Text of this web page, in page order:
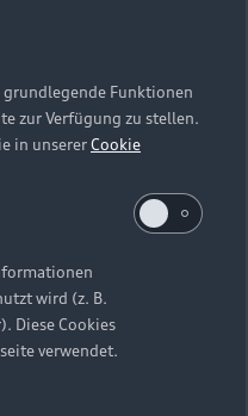
Funktionen
zur Verfügung zu stellen.
in unsererCookie
wird (z. B.
Diese Cookies
verwendet.